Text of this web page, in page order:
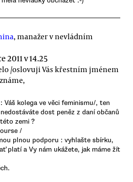
, manažer v nevládním
2011 v 14.25
/oslovuji Vás křestním jménem
Váš kolega ve věci feminismu/, ten
dost peněz z daní občanů
zemi ?
/
plnou podporu : vyhlašte sbírku,
platí a Vy nám ukážete, jak máme žít